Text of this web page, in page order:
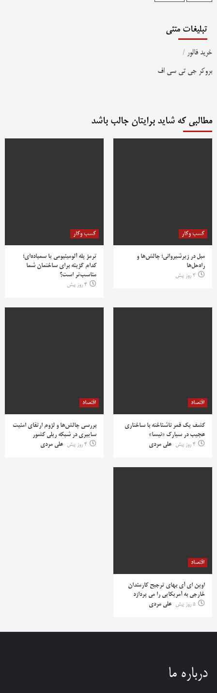
تبلیغات متنی
خرید فالور /
بروکر جی تی سی اف
مطالبی که شاید برایتان جالب باشد
کسب وکار
مبل در زیرشیروانی؛ چالش‌ها و
راه‌حل‌ها
3 روز پیش
کسب وکار
ترمز پله آلومینیومی یا سمباده‌ای؛
کدام گزینه برای ساختمان شما
مناسب‌تر است؟
4 روز پیش
اقتصاد
کشف یک قمر ناشناخته با ساختاری
عجیب در سیارک «نیسا»
4 روز پیش
علی مردی
اقتصاد
بررسی چالش‌ها و لزوم ارتقای امنیت
سایبری در شبکه ریلی کشور
4 روز پیش
علی مردی
اقتصاد
اوپن ای آی بهای ترجیح کارمندان
خارجی به آمریکایی را می پردازد
5 روز پیش
علی مردی
درباره ما